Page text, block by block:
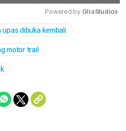
Powered by GliaStudios
dibuka kembali
motor trail